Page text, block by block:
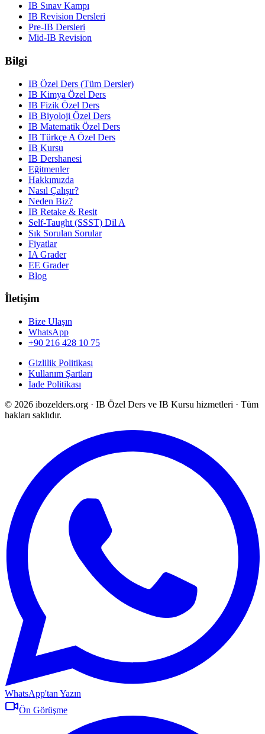
IB Sınav Kampı
IB Revision Dersleri
Pre-IB Dersleri
Mid-IB Revision
Bilgi
IB Özel Ders (Tüm Dersler)
IB Kimya Özel Ders
IB Fizik Özel Ders
IB Biyoloji Özel Ders
IB Matematik Özel Ders
IB Türkçe A Özel Ders
IB Kursu
IB Dershanesi
Eğitmenler
Hakkımızda
Nasıl Çalışır?
Neden Biz?
IB Retake & Resit
Self-Taught (SSST) Dil A
Sık Sorulan Sorular
Fiyatlar
IA Grader
EE Grader
Blog
İletişim
Bize Ulaşın
WhatsApp
+90 216 428 10 75
Gizlilik Politikası
Kullanım Şartları
İade Politikası
© 2026 ibozelders.org · IB Özel Ders ve IB Kursu hizmetleri · Tüm
hakları saklıdır.
WhatsApp'tan Yazın
Ön Görüşme